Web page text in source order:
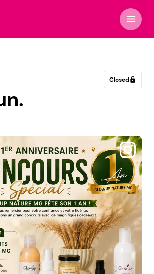
menu
Closed lock